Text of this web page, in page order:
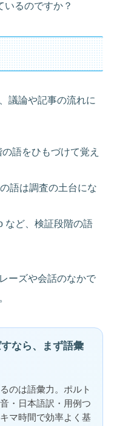
いるのですか？
議論や記事の流れに
語をひもづけて覚え
語は調査の土台にな
など、検証段階の語
ーズや会話のなかで
なら、まず語彙
のは語彙力。ポルト
・日本語訳・用例つ
マ時間で効率よく基